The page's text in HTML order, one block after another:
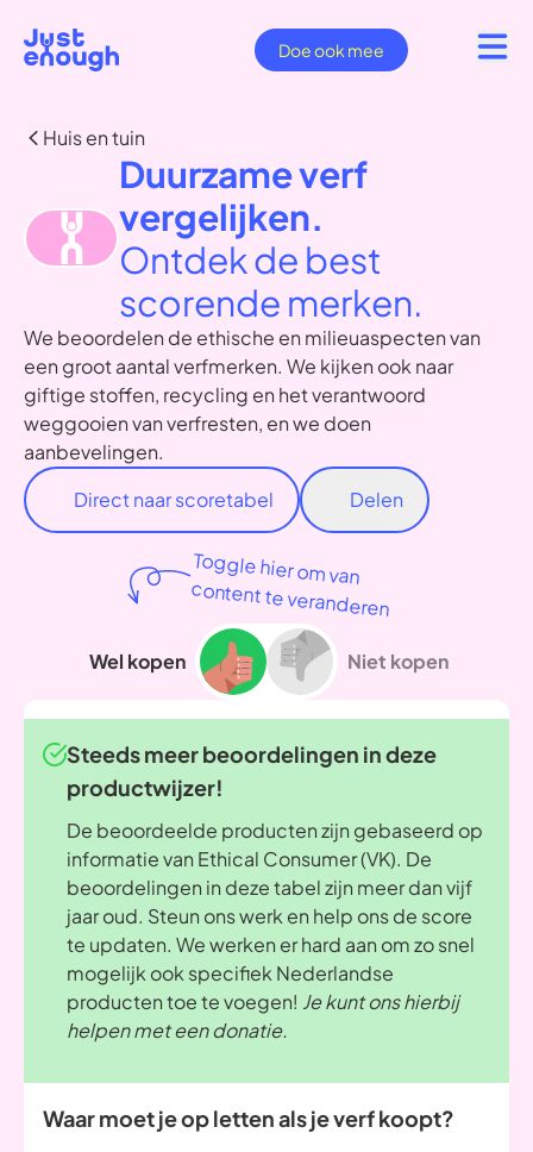
Doe ook mee
Huis en tuin
Duurzame verf
vergelijken.
Ontdek de best
scorende merken.
We beoordelen de ethische en milieuaspecten van
een groot aantal verfmerken. We kijken ook naar
giftige stoffen, recycling en het verantwoord
weggooien van verfresten, en we doen
aanbevelingen.
Direct naar scoretabel
Delen
Toggle hier om van
content te veranderen
Wel kopen Niet kopen
Steeds meer beoordelingen in deze
productwijzer!
De beoordeelde producten zijn gebaseerd op
informatie van Ethical Consumer (VK). De
beoordelingen in deze tabel zijn meer dan vijf
jaar oud. Steun ons werk en help ons de score
te updaten. We werken er hard aan om zo snel
mogelijk ook specifiek Nederlandse
producten toe te voegen! Je kunt ons hierbij
helpen met een donatie.
Waar moet je op letten als je verf koopt?